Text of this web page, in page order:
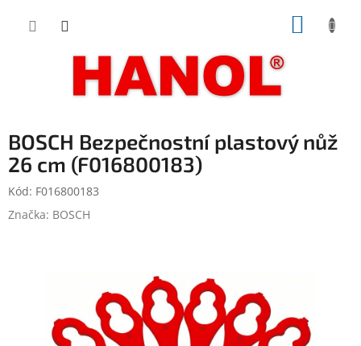
BOSCH Bezpečnostní plastový nůž
26 cm (F016800183)
Kód: F016800183
Značka: BOSCH